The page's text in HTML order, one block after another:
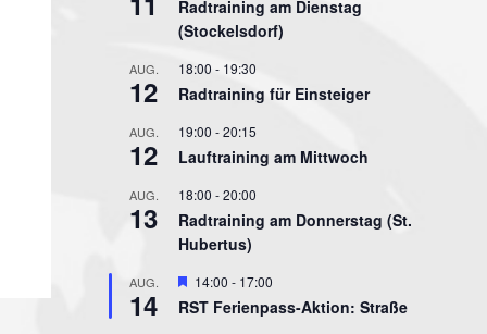
Radtraining am Dienstag
(Stockelsdorf)
AUG.
12
18:00 - 19:30
Radtraining für Einsteiger
AUG.
12
19:00 -20:15
Lauftraining am Mittwoch
AUG.
13
18:00 -20:00
Radtraining am Donnerstag (St.
Hubertus)
AUG.
14
Hervorgehoben
14:00 - 17:00
RST Ferienpass-Aktion: Straße